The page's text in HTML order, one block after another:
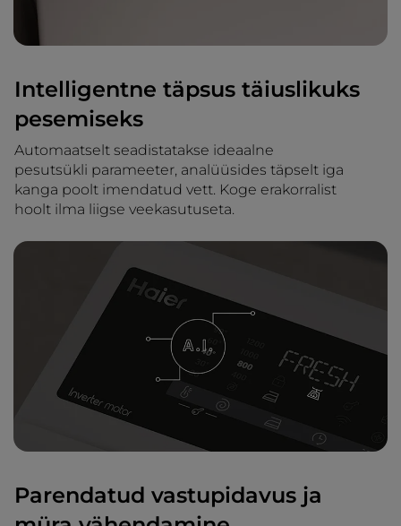
Intelligentne täpsus täiuslikuks
pesemiseks
Automaatselt seadistatakse ideaalne
pesutsükli parameeter, analüüsides täpselt iga
kanga poolt imendatud vett. Koge erakorralist
hoolt ilma liigse veekasutuseta.
Parendatud vastupidavus ja